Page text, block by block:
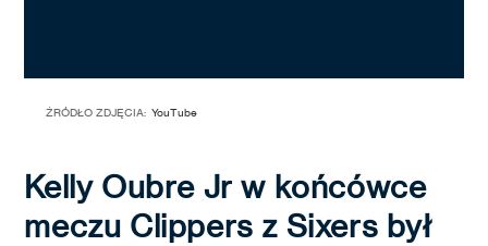
ŹRÓDŁO ZDJĘCIA: YouTube
Kelly Oubre Jr w końcówce
meczu Clippers z Sixers był